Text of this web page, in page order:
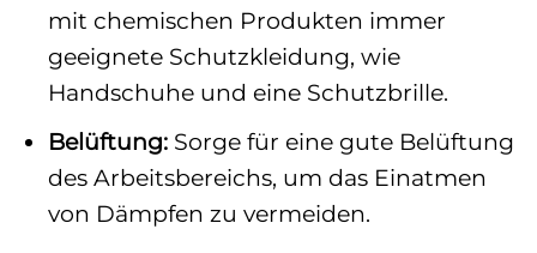
mit chemischen Produkten immer
geeignete Schutzkleidung, wie
Handschuhe und eine Schutzbrille.
Belüftung:Sorge für eine gute Belüftung
des Arbeitsbereichs, um das Einatmen
von Dämpfen zu vermeiden.